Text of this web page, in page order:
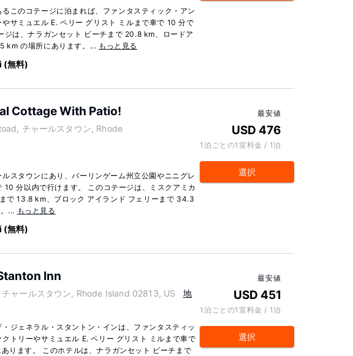
このコテージに泊まれば、ファンタスティック・アン
サミュエル E. ペリー グリスト ミルまで車で 10 分で
ジは、ナラガンセット ビーチまで 20.8 km、ロードア
km の場所にあります。... もっと見る
(無料)
Cottage With Patio!
チャールスタウン, Rhode
スタウンにあり、バーリンゲーム州立公園やニニグレ
10 分以内で行けます。 このコテージは、ミスクアミカ
で 13.8 km、ブロック アイランド フェリーまで 34.3
... もっと見る
(無料)
最安値
USD 476
1泊ごとの1室料金 / 1泊
選択
Inn
ャールスタウン, Rhode Island 02813, US
地
ジェネラル・スタントン・インは、ファンタスティッ
トリーやサミュエル E. ペリー グリスト ミルまで車で
ります。 このホテルは、ナラガンセット ビーチまで
最安値
USD 451
1泊ごとの1室料金 / 1泊
選択